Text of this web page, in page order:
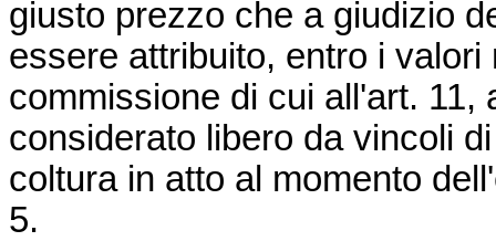
giusto prezzo che a giudizio
essere attribuito, entro i
commissione di cui all'art. 11,
considerato libero da vincoli
coltura in atto al momento
5.